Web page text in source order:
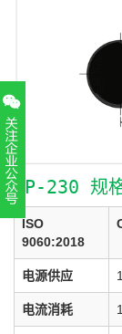
SP-230 规
ISO
9060:2018
电源供应
电流消耗
扫一扫，关注官方账号
010-52867771